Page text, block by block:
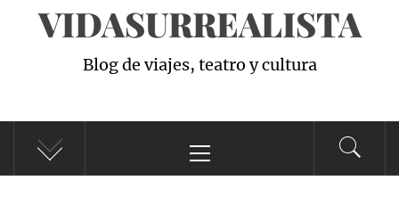
VIDASURREALISTA
Blog de viajes, teatro y cultura
principal